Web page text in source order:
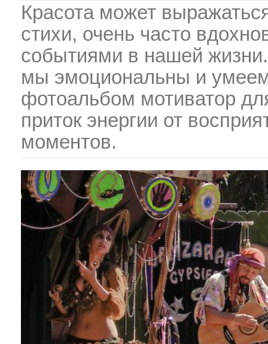
Красота может
стихи, очень часто
событиями в нашей
мы эмоциональны и
фотоальбом мотиватор
приток энергии от
моментов.